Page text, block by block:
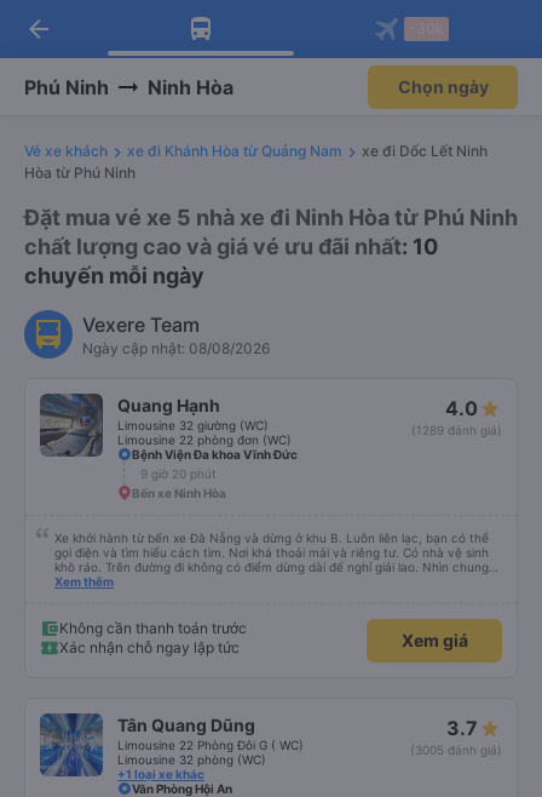
Tải app Vexere ngay!
Nhận ưu đãi thành viên độc
Mở app
Tải app Vexere
-30k/ghế khi đặt vé máy bay qua
Mở app
arrow_back
Phú Ninh Ninh Hòa Chọn ngày
Vé xe khách xe đi Khánh Hòa từ Quảng Nam
xe đi Dốc Lết Ninh
Hòa từ Phú Ninh
Đặt mua vé xe 5 nhà xe đi Ninh Hòa từ Phú Ninh
chất lượng cao và giá vé ưu đãi nhất: 10
chuyến mỗi ngày
Vexere Team
Ngày cập nhật: 08/08/2026
Quang Hạnh
Limousine 32 giường (WC)
Limousine 22 phòng đơn (WC)
4.0
(1289 đánh giá)
Bệnh Viện Đa khoa Vĩnh Đức
9 giờ 20 phút
Bến xe Ninh Hòa
Xe khởi hành từ bến xe Đà Nẵng và dừng ở khu B. Luôn liên lạc, bạn có thể
gọi điện và tìm hiểu cách tìm. Nơi khá thoải mái và riêng tư. Có nhà vệ sinh
khô ráo. Trên đường đi không có điểm dừng dài để nghỉ giải lao. Nhìn chung
mọi thứ đều tuyệt vời.
Xem thêm
Không cần thanh toán trước
Xác nhận chỗ ngay lập tức
Xem giá
Tân Quang Dũng
Limousine 22 Phòng Đôi G ( WC)
Limousine 32 phòng (WC)
+1 loại xe khác
3.7
(3005 đánh giá)
Văn Phòng Hội An